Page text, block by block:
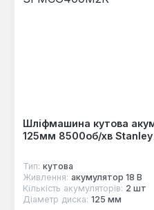
Шліфмашина кутова
125мм 8500об/хв Stanley
Тип: кутова
Живлення: акумулятор 18 В
Кількість акумуляторів: 2 шт
Діаметр диска: 125 мм